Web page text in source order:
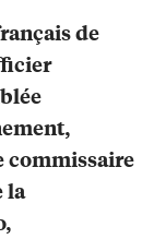
de
commissaire
la